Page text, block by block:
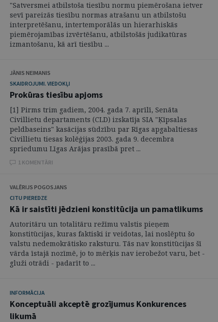
"Satversmei atbilstoša tiesību normu piemērošana ietver
sevī pareizās tiesību normas atrašanu un atbilstošu
interpretēšanu, intertemporālās un hierarhiskās
piemērojamības izvērtēšanu, atbilstošās judikatūras
izmantošanu, kā arī tiesību ...
JĀNIS NEIMANIS
SKAIDROJUMI. VIEDOKĻI
Prokūras tiesību apjoms
[1] Pirms trim gadiem, 2004. gada 7. aprīlī, Senāta
Civillietu departaments (CLD) izskatīja SIA "Ķīpsalas
peldbaseins" kasācijas sūdzību par Rīgas apgabaltiesas
Civillietu tiesas kolēģijas 2003. gada 9. decembra
spriedumu Līgas Arājas prasībā pret ...
1 KOMENTĀRI
VALĒRIJS POGOSJANS
CITU PIEREDZE
Kā ir saistīti jēdzieni konstitūcija un pamatlikums
Autoritāru un totalitāru režīmu valstis pieņem
konstitūcijas, kuras faktiski ir veidotas, lai noslēptu šo
valstu nedemokrātisko raksturu. Tās nav konstitūcijas šī
vārda īstajā nozīmē, jo to mērķis nav ierobežot varu, bet -
gluži otrādi - padarīt to ...
INFORMĀCIJA
Konceptuāli akceptē grozījumus Konkurences
likumā